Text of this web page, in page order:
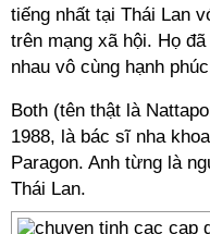
tiếng nhất tại Thái Lan
trên mạng xã hội. Họ
nhau vô cùng hạnh
Both (tên thật là
1988, là bác sĩ nha
Paragon. Anh từng là
Thái Lan.